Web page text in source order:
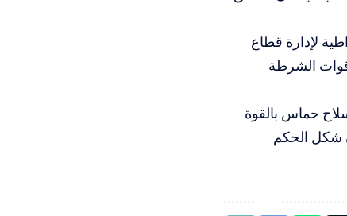
لإدارة قطاع
الشرطة
حماس بالقوة
شكل الحكم